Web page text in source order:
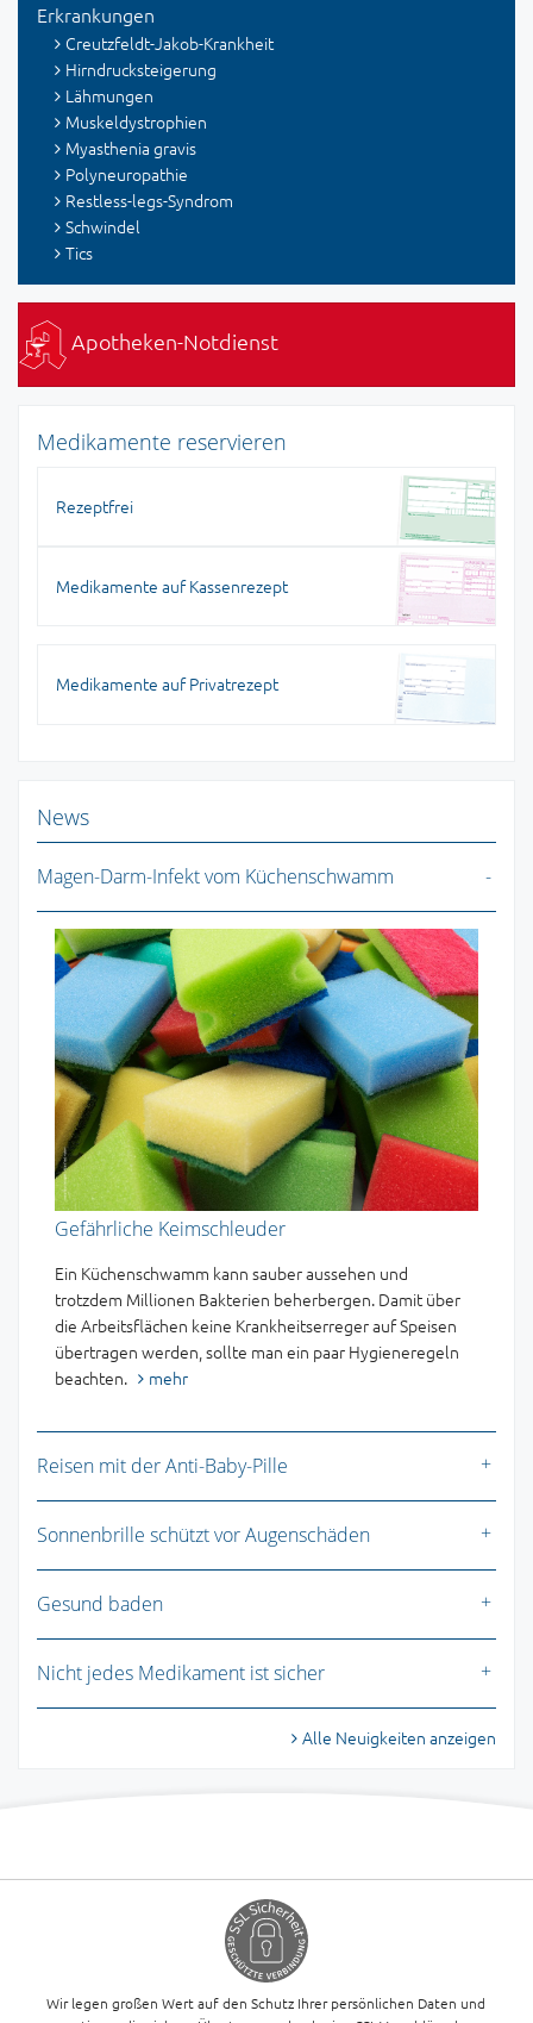
Erkrankungen
Creutzfeldt-Jakob-Krankheit
Hirndrucksteigerung
Lähmungen
Muskeldystrophien
Myasthenia gravis
Polyneuropathie
Restless-legs-Syndrom
Schwindel
Tics
Apotheken-Notdienst
Medikamente reservieren
Rezeptfrei
Medikamente auf Kassenrezept
Medikamente auf Privatrezept
News
Magen-Darm-Infekt vom Küchenschwamm
Gefährliche Keimschleuder
Ein Küchenschwamm kann sauber aussehen und
trotzdem Millionen Bakterien beherbergen. Damit über
die Arbeitsflächen keine Krankheitserreger auf Speisen
übertragen werden, sollte man ein paar Hygieneregeln
beachten.
mehr
Reisen mit der Anti-Baby-Pille
Sonnenbrille schützt vor Augenschäden
Gesund baden
Nicht jedes Medikament ist sicher
Alle Neuigkeiten anzeigen
Wir legen großen Wert auf den Schutz Ihrer persönlichen Daten und